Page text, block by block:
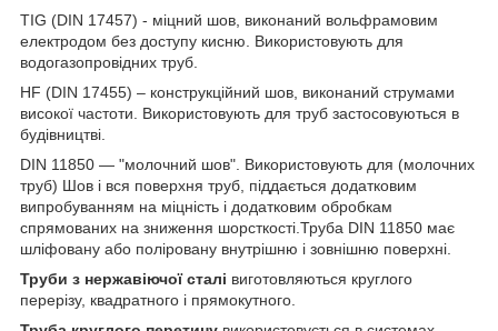
TIG (DIN 17457) - міцний шов, виконаний вольфрамовим
електродом без доступу кисню. Використовують для
водогазопровідних труб.
HF (DIN 17455) – конструкційний шов, виконаний струмами
високої частоти. Використовують для труб застосовуються в
будівництві.
DIN 11850 ― "молочний шов". Використовують для (молочних
труб) Шов і вся поверхня труб, піддається додатковим
випробуванням на міцність і додатковим обробкам
спрямованих на зниження шорсткості.Труба DIN 11850 має
шліфовану або поліровану внутрішню і зовнішню поверхні.
Труби з нержавіючої сталі виготовляються круглого
перерізу, квадратного і прямокутного.